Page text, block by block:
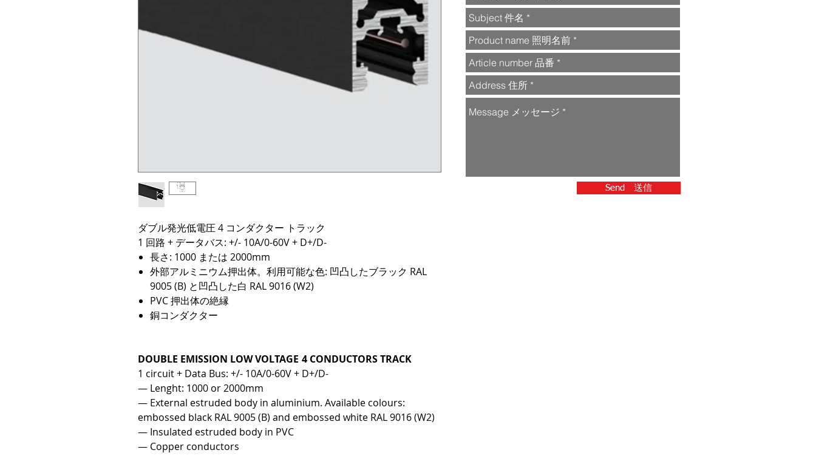
ダブル発光低電圧 4 コンダクター トラック
1 回路 + データバス: +/- 10A/0-60V + D+/D-
長さ: 1000 または 2000mm
外部アルミニウム押出体。利用可能な色: 凹凸したブラック RAL
9005 (B) と凹凸した白 RAL 9016 (W2)
PVC 押出体の絶縁
銅コンダクター
DOUBLE EMISSION LOW VOLTAGE 4 CONDUCTORS TRACK
1 circuit + Data Bus: +/- 10A/0-60V + D+/D-
— Lenght: 1000 or 2000mm
— External estruded body in aluminium. Available colours:
embossed black RAL 9005 (B) and embossed white RAL 9016 (W2)
— Insulated estruded body in PVC
— Copper conductors
Send 送信